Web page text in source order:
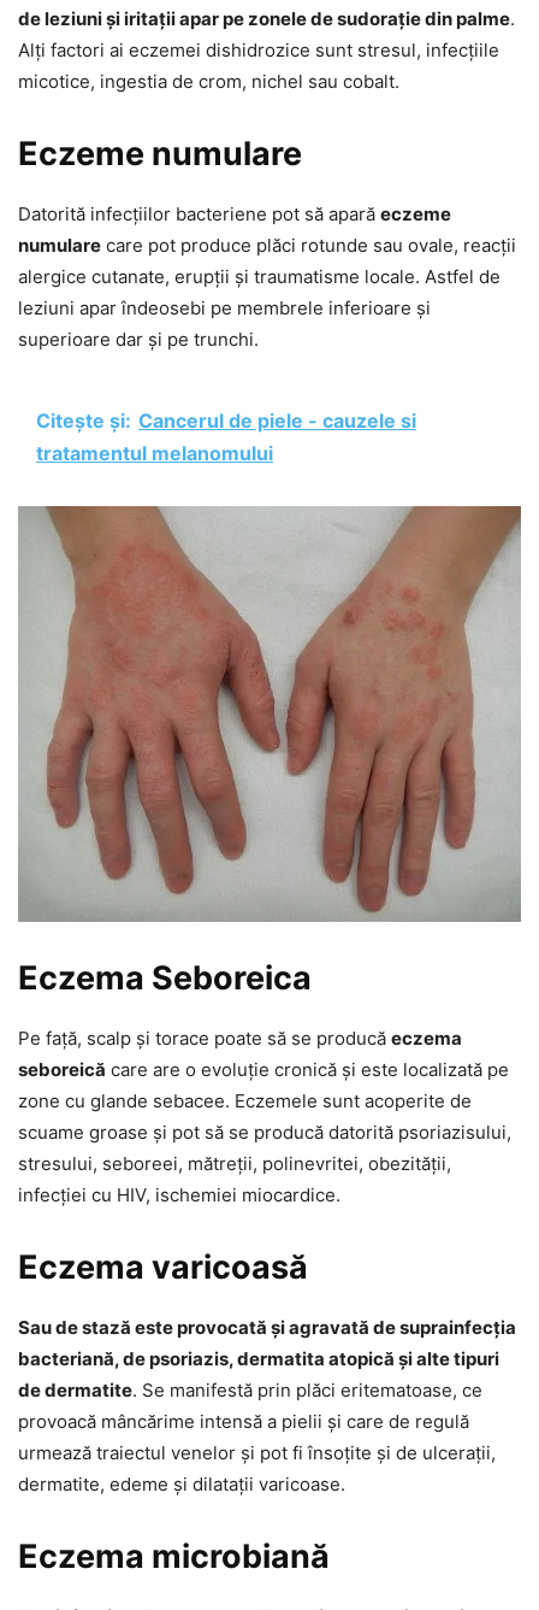
de leziuni și iritații apar pe zonele de sudorație din palme.
Alți factori ai eczemei dishidrozice sunt stresul, infecțiile
micotice, ingestia de crom, nichel sau cobalt.
Eczeme numulare
Datorită infecțiilor bacteriene pot să apară eczeme
numulare care pot produce plăci rotunde sau ovale, reacții
alergice cutanate, erupții și traumatisme locale. Astfel de
leziuni apar îndeosebi pe membrele inferioare și
superioare dar și pe trunchi.
Citește și: Cancerul de piele - cauzele si
tratamentul melanomului
Eczema Seboreica
Pe față, scalp și torace poate să se producă eczema
seboreică care are o evoluție cronică și este localizată pe
zone cu glande sebacee. Eczemele sunt acoperite de
scuame groase și pot să se producă datorită psoriazisului,
stresului, seboreei, mătreții, polinevritei, obezității,
infecției cu HIV, ischemiei miocardice.
Eczema varicoasă
Sau de stază este provocată și agravată de suprainfecția
bacteriană, de psoriazis, dermatita atopică și alte tipuri
de dermatite. Se manifestă prin plăci eritematoase, ce
provoacă mâncărime intensă a pielii și care de regulă
urmează traiectul venelor și pot fi însoțite și de ulcerații,
dermatite, edeme și dilatații varicoase.
Eczema microbiană